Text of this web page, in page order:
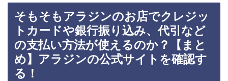
そもそもアラジンのお店でクレジッ
トカードや銀行振り込み、代引など
の支払い方法が使えるのか？【まと
め】アラジンの公式サイトを確認す
る！